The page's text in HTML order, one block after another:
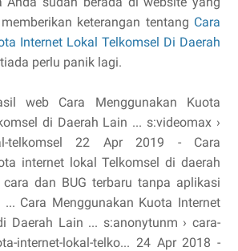
keterangan tentang Cara
Internet Lokal Telkomsel Di Daerah
perlu panik lagi.
web Cara Menggunakan Kuota
di Daerah Lain ... s:videomax ›
telkomsel 22 Apr 2019 - Cara
internet lokal Telkomsel di daerah
dan BUG terbaru tanpa aplikasi
Cara Menggunakan Kuota Internet
Daerah Lain ... s:anonytunm › cara-
internet-lokal-telko... 24 Apr 2018 -